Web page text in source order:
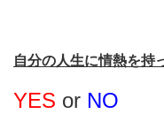
自分の人生に情熱を持
YES or NO